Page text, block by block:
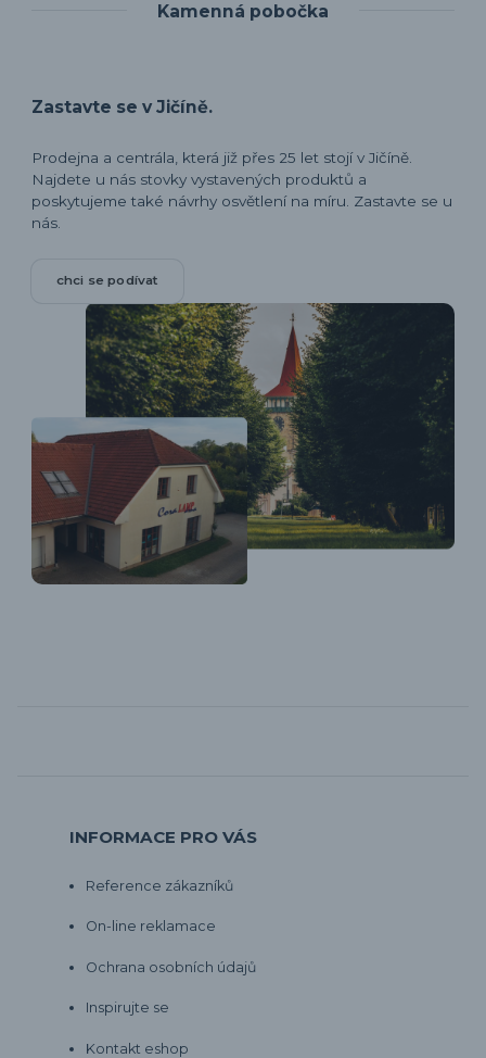
Kamenná pobočka
Zastavte se v Jičíně.
Prodejna a centrála, která již přes 25 let stojí v Jičíně.
Najdete u nás stovky vystavených produktů a
poskytujeme také návrhy osvětlení na míru. Zastavte se u
nás.
chci se podívat
INFORMACE PRO VÁS
Reference zákazníků
On-line reklamace
Ochrana osobních údajů
Inspirujte se
Kontakt eshop